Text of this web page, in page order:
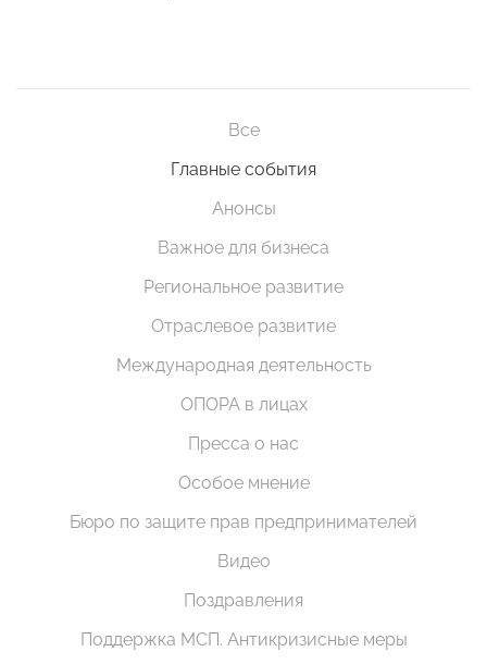
Все
Главные события
Анонсы
Важное для бизнеса
Региональное развитие
Отраслевое развитие
Международная деятельность
ОПОРА в лицах
Пресса о нас
Особое мнение
Бюро по защите прав предпринимателей
Видео
Поздравления
Поддержка МСП. Антикризисные меры